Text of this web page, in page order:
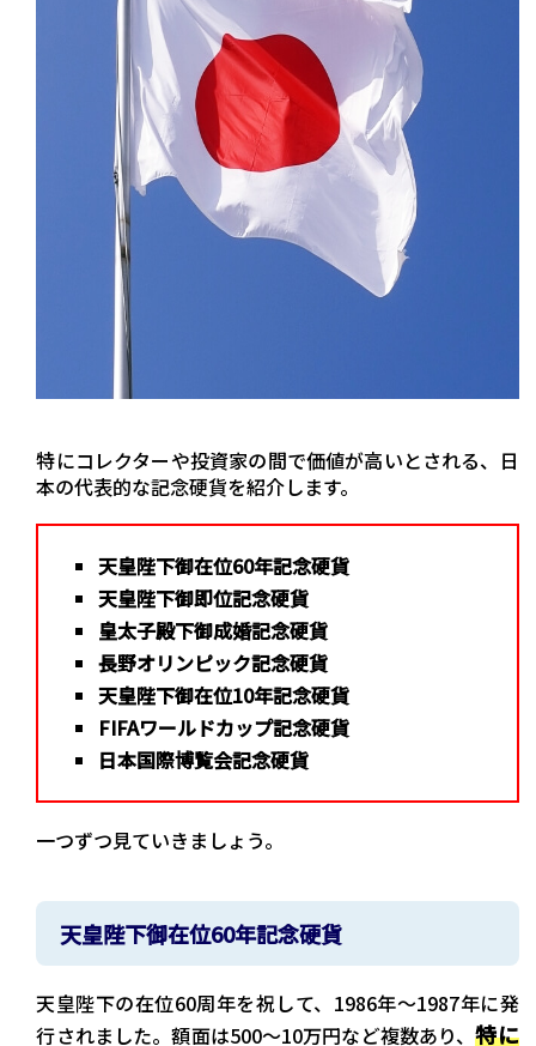
特にコレクターや投資家の間で価値が高いとされる、日
本の代表的な記念硬貨を紹介します。
天皇陛下御在位60年記念硬貨
天皇陛下御即位記念硬貨
皇太子殿下御成婚記念硬貨
長野オリンピック記念硬貨
天皇陛下御在位10年記念硬貨
FIFAワールドカップ記念硬貨
日本国際博覧会記念硬貨
一つずつ見ていきましょう。
天皇陛下御在位60年記念硬貨
天皇陛下の在位60周年を祝して、1986年〜1987年に発
行されました。額面は500～10万円など複数あり、特に